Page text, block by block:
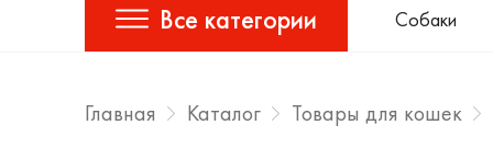
Все категории Собаки
Главная Каталог Товары для кошек